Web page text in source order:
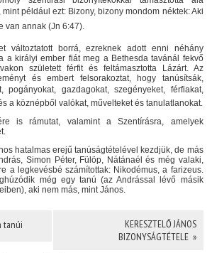
például ezt: Bizony, bizony mondom néktek: Aki
annak (Jn 6:47).
változtatott borrá, ezreknek adott enni néhány
a királyi ember fiát meg a Bethesda tavánál fekvő
született férfit és feltámasztotta Lázárt. Az
és embert felsorakoztat, hogy tanúsítsák,
pogányokat, gazdagokat, szegényeket, férfiakat,
a köznépből valókat, művelteket és tanulatlanokat.
is rámutat, valamint a Szentírásra, amelyek
hatalmas erejű tanúságtételével kezdjük, de más
Simon Péter, Fülöp, Nátánaél és még valaki,
a legkevésbé számítottak: Nikodémus, a farizeus.
még egy tanú (az Andrással lévő másik
aki nem más, mint János.
tanúi
KERESZTELŐ JÁNOS
BIZONYSÁGTÉTELE »